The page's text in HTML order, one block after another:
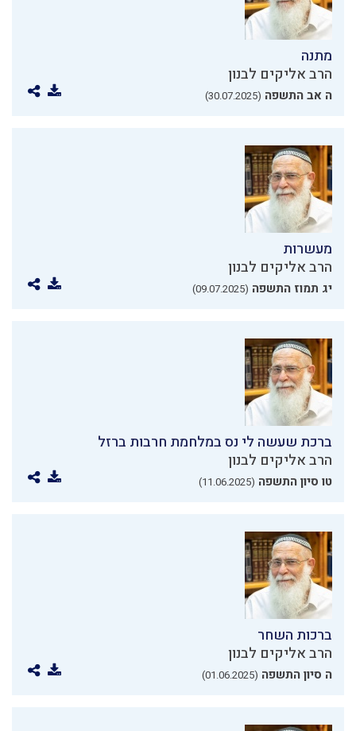
מתנה
הרב אליקים לבנון
ה אב התשפה (30.07.2025)
מעשרות
הרב אליקים לבנון
יג תמוז התשפה (09.07.2025)
ברכת שעשה לי נס במלחמת חרבות ברזל
הרב אליקים לבנון
טו סיון התשפה (11.06.2025)
ברכות השחר
הרב אליקים לבנון
ה סיון התשפה (01.06.2025)